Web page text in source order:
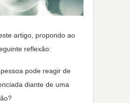
artigo, propondo ao
reflexão:
pode reagir de
diante de uma